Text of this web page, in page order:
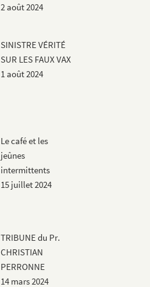
2 août 2024
SINISTRE VÉRITÉ
SUR LES FAUX VAX
1 août 2024
Le café et les
jeûnes
intermittents
15 juillet 2024
TRIBUNE du Pr.
CHRISTIAN
PERRONNE
14 mars 2024